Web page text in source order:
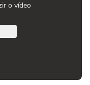
o vídeo